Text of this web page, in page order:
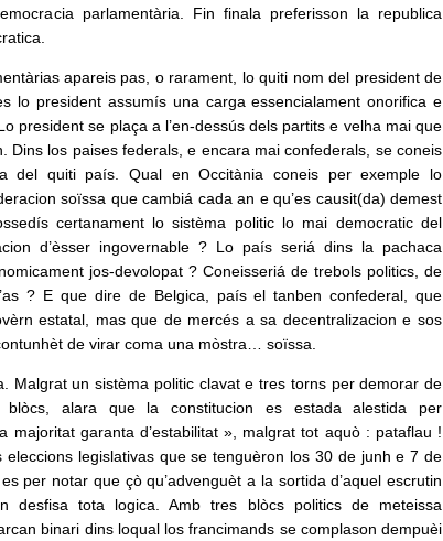
parlamentària. Fin finala preferisson la republica
apareis pas, o rarament, lo quiti nom del president de
lo president assumís una carga essencialament onorifica e
president se plaça a l’en-dessús dels partits e velha mai que
Dins los paises federals, e encara mai confederals, se coneis
del quiti país. Qual en Occitània coneis per exemple lo
soïssa que cambiá cada an e qu’es causit(da) demest
certanament lo sistèma politic lo mai democratic del
d’èsser ingovernable ? Lo país seriá dins la pachaca
jos-devolopat ? Coneisseriá de trebols politics, de
? E que dire de Belgica, país el tanben confederal, que
estatal, mas que de mercés a sa decentralizacion e sos
de virar coma una mòstra… soïssa.
un sistèma politic clavat e tres torns per demorar de
alara que la constitucion es estada alestida per
majoritat garanta d’estabilitat », malgrat tot aquò : pataflau !
legislativas que se tenguèron los 30 de junh e 7 de
per notar que çò qu’advenguèt a la sortida d’aquel escrutin
desfisa tota logica. Amb tres blòcs politics de meteissa
binari dins loqual los francimands se complason dempuèi